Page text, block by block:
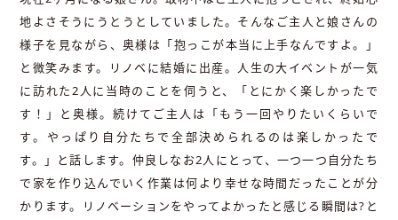
地よさそうにうとうとしていました。そんなご主人と娘さんの
様子を見ながら、奥様は「抱っこが本当に上手なんですよ。」
と微笑みます。リノベに結婚に出産。人生の大イベントが一気
に訪れた2人に当時のことを伺うと、「とにかく楽しかったで
す！」と奥様。続けてご主人は「もう一回やりたいくらいで
す。やっぱり自分たちで全部決められるのは楽しかったで
す。」と話します。仲良しなお2人にとって、一つ一つ自分たち
で家を作り込んでいく作業は何より幸せな時間だったことが分
かります。リノベーションをやってよかったと感じる瞬間は?と